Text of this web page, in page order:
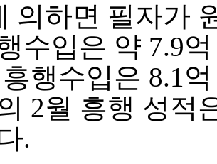
의하면 필자가
수입은 약 7.9
행수입은 8.1
2월 흥행 성적
.